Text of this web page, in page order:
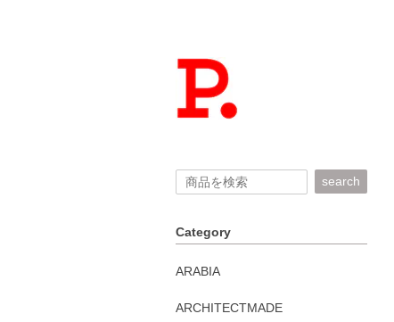
search
Category
ARABIA
ARCHITECTMADE